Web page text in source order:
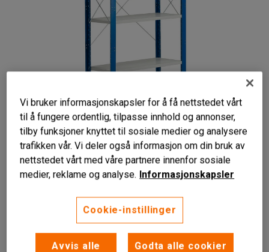
Liknende produkter
Stabil konstruksjon
Justerbare hyller
Vi bruker informasjonskapsler for å få nettstedet vårt
til å fungere ordentlig, tilpasse innhold og annonser,
tilby funksjoner knyttet til sosiale medier og analysere
trafikken vår. Vi deler også informasjon om din bruk av
nettstedet vårt med våre partnere innenfor sosiale
medier, reklame og analyse. Informasjonskapsler
Cookie-instillinger
Avvis alle Godta alle cookier